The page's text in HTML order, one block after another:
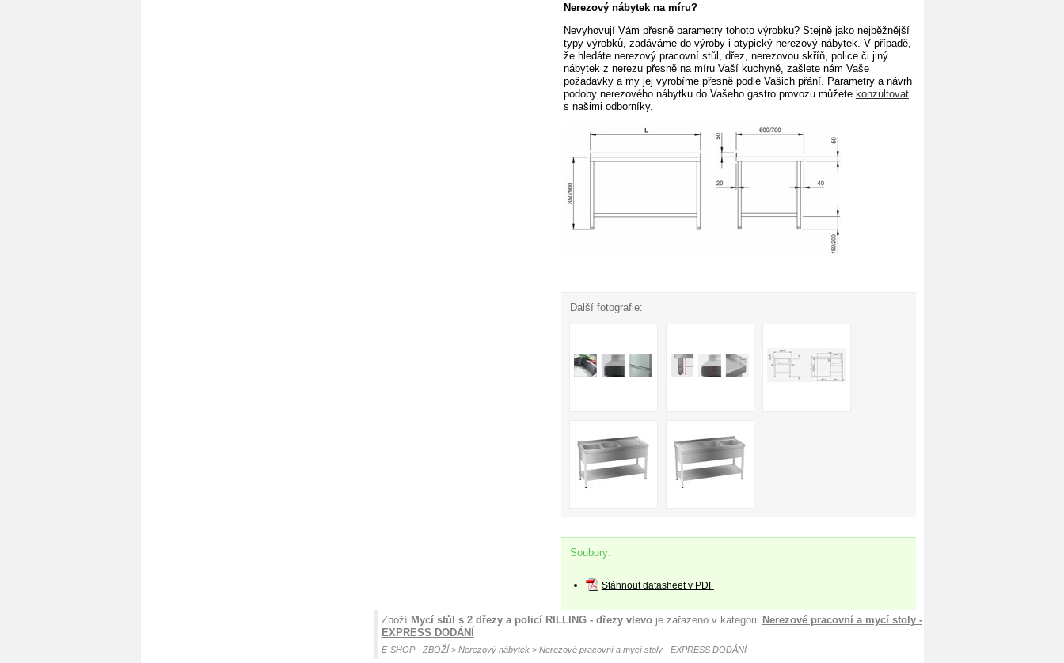
Nerezový nábytek na míru?
Nevyhovují Vám přesně parametry tohoto výrobku? Stejnějako nejběžnější
typy výrobků, zadáváme do výroby i atypický nerezový nábytek. V případě,
že hledáte nerezový pracovní stůl, dřez, nerezovou skříň, police či jiný
nábytek z nerezu přesně na míru Vaší kuchyně, zašlete nám Vaše
požadavky a my jej vyrobíme přesně podle Vašichpřání. Parametry a návrh
podoby nerezového nábytku do Vašeho gastro provozu můžete konzultovat
s našimi odborníky.
Další fotografie:
Soubory:
Stáhnout datasheet v PDF
Zboží Mycí stůl s 2 dřezy a policí RILLING - dřezy vlevoje zařazeno v kategorii Nerezové pracovní a mycí stoly -
EXPRESS DODÁNÍ
E-SHOP - ZBOŽÍ> Nerezový nábytek> Nerezové pracovní a mycí stoly - EXPRESS DODÁNÍ